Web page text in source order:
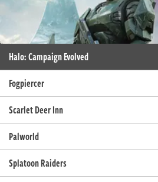
Halo: Campaign Evolved
Fogpiercer
Scarlet Deer Inn
Palworld
Splatoon Raiders